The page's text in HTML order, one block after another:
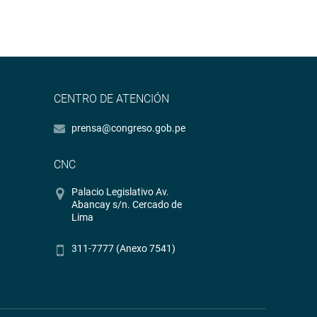
CENTRO DE ATENCIÓN
prensa@congreso.gob.pe
CNC
Palacio Legislativo Av.
Abancay s/n. Cercado de
Lima
311-7777 (Anexo 7541)